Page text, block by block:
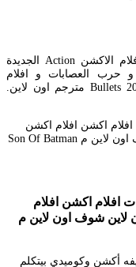
افلام أكشن فشار بوكس اوفس شاهد كل افلام الاكشن Action الجديدة
و حرب العصابات و افلام
السيارات وسباق السيارات hak. فيلم 400 Bullets 2021 مترجم اون لاين.
افلام مغامرات افلام اكشن افلام
اون لاين شوف اون لاين م